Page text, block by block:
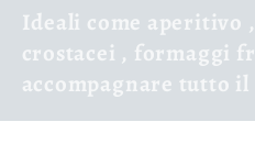
Ideali come aperitivo
crostacei , formaggi
accompagnare tutto il